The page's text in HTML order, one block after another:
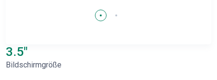
3.5"
Bildschirmgröße